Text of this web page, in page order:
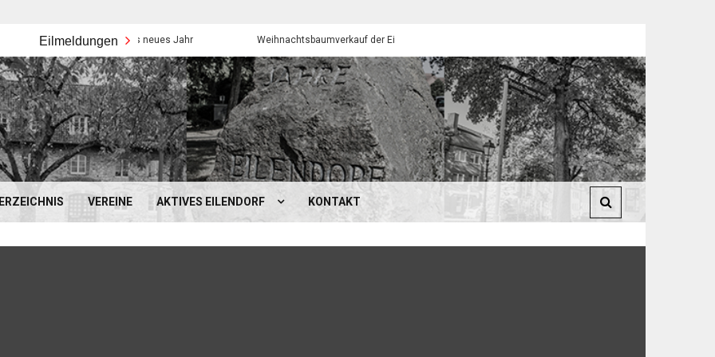
Eilmeldungen
Frohes neues Jahr Weihnachtsbaumverkauf der Eilendorfer Pfadfinder
VEREINE AKTIVES EILENDORF KONTAKT